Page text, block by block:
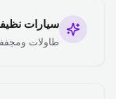
سيارات
طاولات